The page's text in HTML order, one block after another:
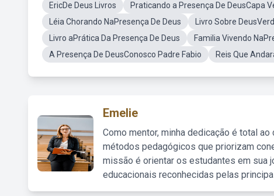
EricDe Deus Livros
Praticando a Presença De DeusCapa
Léia Chorando NaPresença De Deus
Livro Sobre
Livro aPrática Da Presença De Deus
Familia Vivendo
A Presença De DeusConosco Padre Fabio
Reis Que
Emelie
Como mentor, minha dedicação é total
métodos pedagógicos que priorizam
missão é orientar os estudantes em sua
educacionais reconhecidas pelas